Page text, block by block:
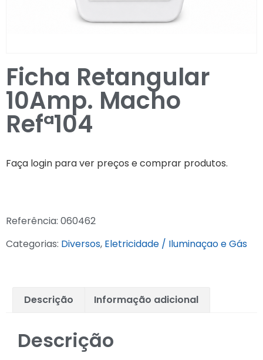
Ficha Retangular
10Amp. Macho
Refª104
Faça login para ver preços e comprar produtos.
Referência: 060462
Categorias: Diversos, Eletricidade / Iluminaçao e Gás
Descrição Informação adicional
Descrição